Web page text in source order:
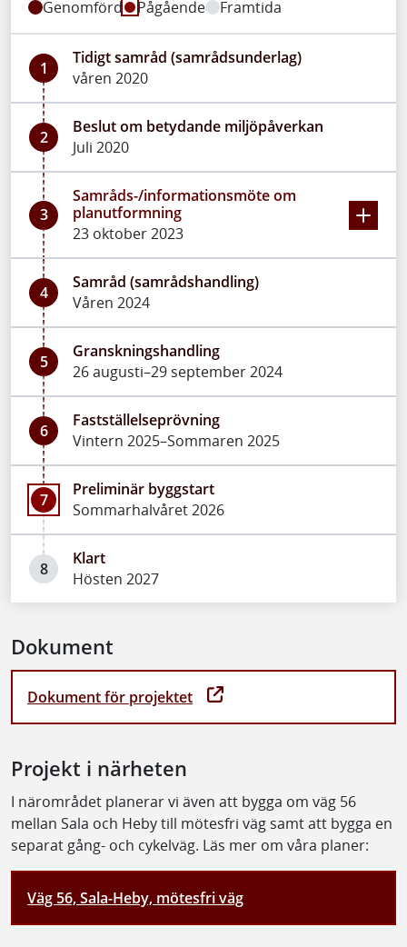
Genomförd Pågående Framtida
1
Tidigt samråd (samrådsunderlag)
våren 2020
2
Beslut om betydande miljöpåverkan
Juli 2020
3
Samråds-/informationsmöte om
planutformning
23 oktober 2023
4
Samråd (samrådshandling)
Våren 2024
5
Granskningshandling
26 augusti–29 september 2024
6
Fastställelseprövning
Vintern 2025–Sommaren 2025
7
Preliminär byggstart
Sommarhalvåret 2026
8
Klart
Hösten 2027
Dokument
Dokument för projektet
Projekt i närheten
I närområdet planerar vi även att bygga om väg 56
mellan Sala och Heby till mötesfri väg samt att bygga en
separat gång- och cykelväg. Läs mer om våra planer:
Väg 56, Sala-Heby, mötesfri väg